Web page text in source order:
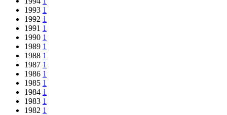
1993 1
1992 1
1991 1
1990 1
1989 1
1988 1
1987 1
1986 1
1985 1
1984 1
1983 1
1982 1